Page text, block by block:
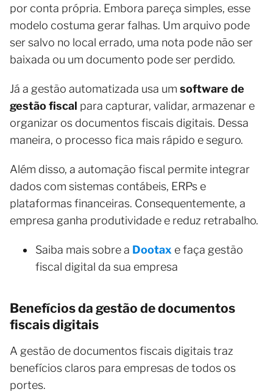
por conta própria. Embora pareça simples, esse
modelo costuma gerar falhas. Um arquivo pode
ser salvo no local errado, uma nota pode não ser
baixada ou um documento pode ser perdido.
Já a gestão automatizada usa um software de
gestão fiscal para capturar, validar, armazenar e
organizar os documentos fiscais digitais. Dessa
maneira, o processo fica mais rápido e seguro.
Além disso, a automação fiscal permite integrar
dados com sistemas contábeis, ERPs e
plataformas financeiras. Consequentemente, a
empresa ganha produtividade e reduz retrabalho.
Saiba mais sobre a Dootax e faça gestão
fiscal digital da sua empresa
Benefícios da gestão de documentos
fiscais digitais
A gestão de documentos fiscais digitais traz
benefícios claros para empresas de todos os
portes.